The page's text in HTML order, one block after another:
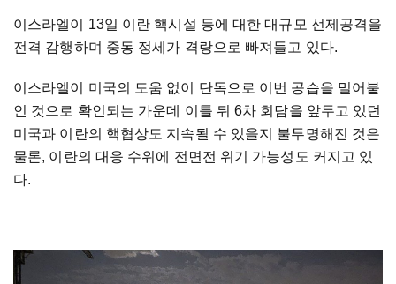
이스라엘이 13일 이란 핵시설 등에 대한 대규모 선제공격을
전격 감행하며 중동 정세가 격랑으로 빠져들고 있다.
이스라엘이 미국의 도움 없이 단독으로 이번 공습을 밀어붙
인 것으로 확인되는 가운데 이틀 뒤 6차 회담을 앞두고 있던
미국과 이란의 핵협상도 지속될 수 있을지 불투명해진 것은
물론, 이란의 대응 수위에 전면전 위기 가능성도 커지고 있
다.